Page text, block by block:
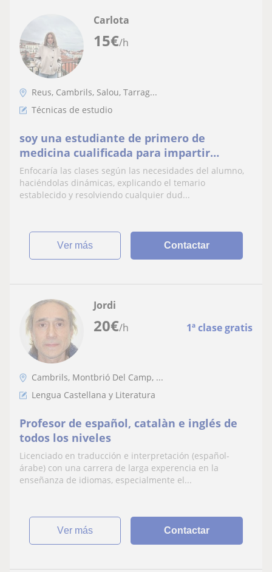
15€/h
Carlota
Reus, Cambrils, Salou, Tarrag...
Técnicas de estudio
soy una estudiante de primero de
medicina cualificada para impartir
asignaturas de ciencias de la salud hasta
bachillerato
Enfocaría las clases según las necesidades del alumno,
haciéndolas dinámicas, explicando el temario
establecido y resolviendo cualquier dud...
ver más Contactar
20€/h 1ª clase gratis
Jordi
Cambrils, Montbrió Del Camp, ...
Lengua Castellana y Literatura
Profesor de español, catalàn e inglés de
todos los niveles
Licenciado en traducción e interpretación (español-
árabe) con una carrera de larga experencia en la
enseñanza de idiomas, especialmente el...
ver más Contactar